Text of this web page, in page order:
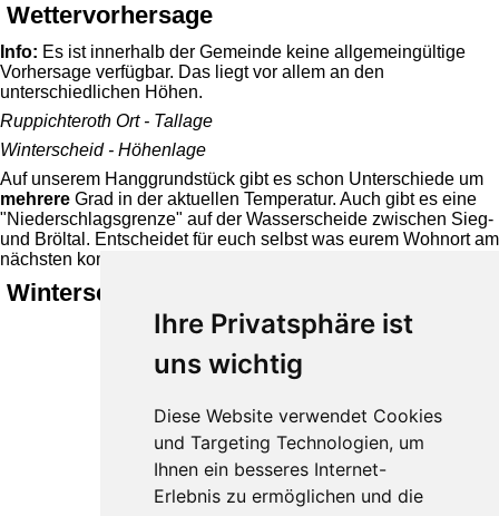
Ihre Privatsphäre ist
uns wichtig
Diese Website verwendet Cookies
und Targeting Technologien, um
Ihnen ein besseres Internet-
Erlebnis zu ermöglichen und die
Wettervorhersage
Info: Es ist innerhalb der Gemeinde keine allgemeingültige
Vorhersage verfügbar. Das liegt vor allem an den
unterschiedlichen Höhen.
Ruppichteroth Ort - Tallage
Winterscheid - Höhenlage
Auf unserem Hanggrundstück gibt es schon Unterschiede um
mehrere Grad in der aktuellen Temperatur. Auch gibt es eine
"Niederschlagsgrenze" auf der Wasserscheide zwischen Sieg-
und Bröltal. Entscheidet für euch selbst was eurem Wohnort am
nächsten kommt.
Winterscheid 214 m ü. NHN